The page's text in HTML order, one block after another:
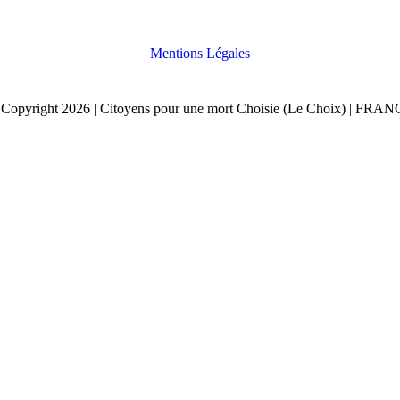
Mentions Légales
2026 | Citoyens pour une mort Choisie (Le Choix) |